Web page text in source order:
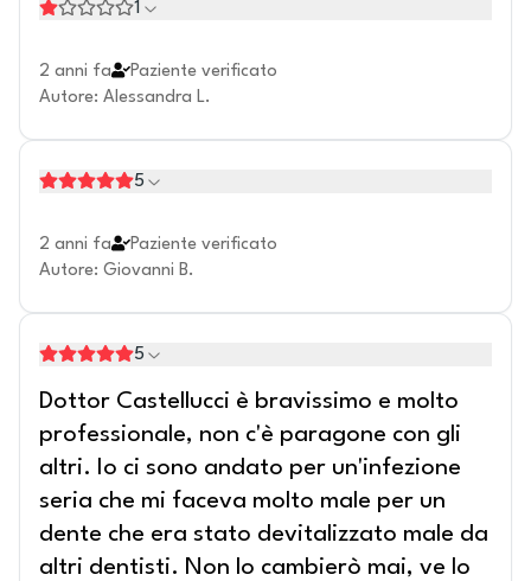
1
2 anni fa
Paziente verificato
Autore: Alessandra L.
5
2 anni fa
Paziente verificato
Autore: Giovanni B.
5
Dottor Castellucci è bravissimo e molto
professionale, non c'è paragone con gli
altri. Io ci sono andato per un'infezione
seria che mi faceva molto male per un
dente che era stato devitalizzato male da
altri dentisti. Non lo cambierò mai, ve lo